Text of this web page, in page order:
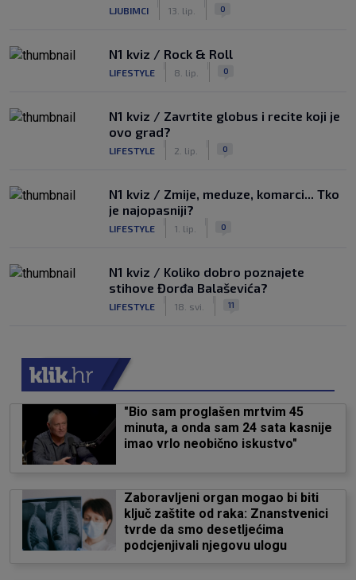
LJUBIMCI 13. lip. 0
N1 kviz / Rock & Roll
LIFESTYLE 8. lip. 0
N1 kviz / Zavrtite globus i recite koji je
ovo grad?
LIFESTYLE 2. lip. 0
N1 kviz / Zmije, meduze, komarci... Tko
je najopasniji?
LIFESTYLE 1. lip. 0
N1 kviz / Koliko dobro poznajete
stihove Đorđa Balaševića?
LIFESTYLE 18. svi. 11
"Bio sam proglašen mrtvim 45
minuta, a onda sam 24 sata kasnije
imao vrlo neobično iskustvo"
Zaboravljeni organ mogao bi biti
ključ zaštite od raka: Znanstvenici
tvrde da smo desetljećima
podcjenjivali njegovu ulogu